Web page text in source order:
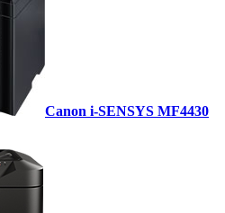
Canon i-SENSYS MF4430